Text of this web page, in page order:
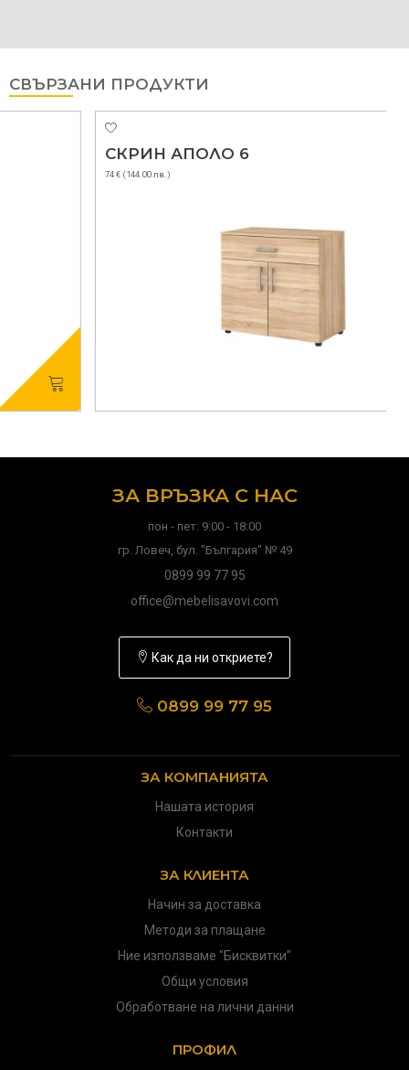
СВЪРЗАНИ ПРОДУКТИ
СКРИН АПОЛО 6
ЗА ВРЪЗКА С НАС
пон - пет: 9:00 - 18:00
гр. Ловеч, бул. "България" № 49
0899 99 77 95
office@mebelisavovi.com
Как да ни откриете?
0899 99 77 95
ЗА КОМПАНИЯТА
Нашата история
Контакти
ЗА КЛИЕНТА
Начин за доставка
Методи за плащане
Ние използваме "Бисквитки"
Общи условия
Обработване на лични данни
ПРОФИЛ